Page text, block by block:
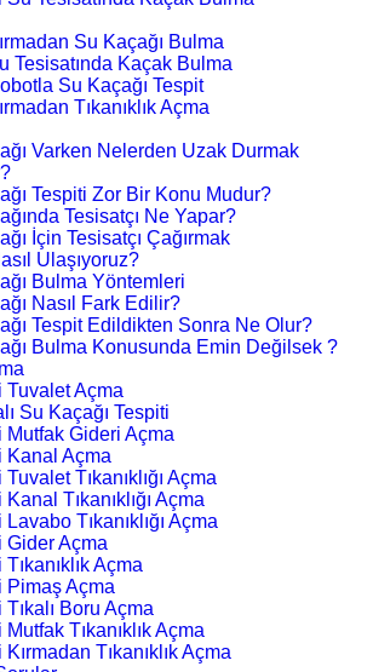
Su Kaçağı Bulma
Tesisatında Kaçak Bulma
Su Kaçağı Tespit
Tıkanıklık Açma
Varken Nelerden Uzak Durmak
Tespiti Zor Bir Konu Mudur?
Tesisatçı Ne Yapar?
İçin Tesisatçı Çağırmak
Ulaşıyoruz?
Bulma Yöntemleri
Nasıl Fark Edilir?
Tespit Edildikten Sonra Ne Olur?
Bulma Konusunda Emin Değilsek ?
Tuvalet Açma
Su Kaçağı Tespiti
Mutfak Gideri Açma
Kanal Açma
Tıkanıklığı Açma
Tıkanıklığı Açma
Tıkanıklığı Açma
Gider Açma
Açma
Pimaş Açma
Boru Açma
Tıkanıklık Açma
Tıkanıklık Açma